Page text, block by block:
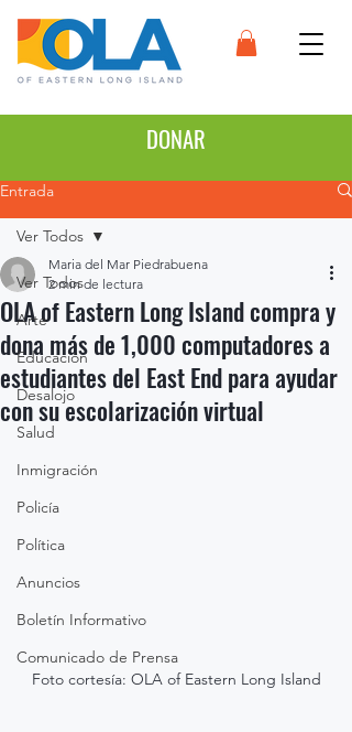
DONAR
Entrada
Ver Todos
Arte
Educación
Desalojo
Salud
Inmigración
Policía
Política
Anuncios
Boletín Informativo
Comunicado de Prensa
Ver Todos
OLA of Eastern Long Island compra y
dona más de 1,000 computadores a
estudiantes del East End para ayudar
con su escolarización virtual
Maria del Mar Piedrabuena
2 min de lectura
Foto cortesía: OLA of Eastern Long Island